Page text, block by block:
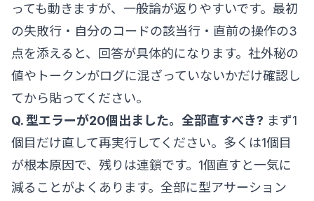
っても動きますが、一般論が返りやすいです。最初
の失敗行・自分のコードの該当行・直前の操作の3
点を添えると、回答が具体的になります。社外秘の
値やトークンがログに混ざっていないかだけ確認し
てから貼ってください。
Q. 型エラーが20個出ました。全部直すべき? まず1
個目だけ直して再実行してください。多くは1個目
が根本原因で、残りは連鎖です。1個直すと一気に
減ることがよくあります。全部に型アサーション